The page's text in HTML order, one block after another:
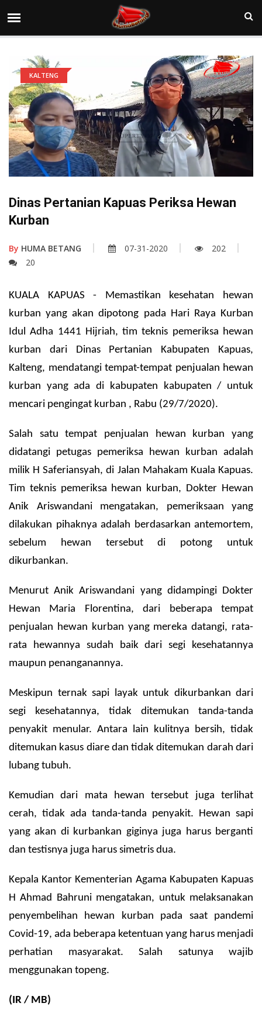
KALTENG
Dinas Pertanian Kapuas Periksa Hewan
Kurban
By HUMA BETANG 07-31-2020
202
20
KUALA KAPUAS - Memastikan kesehatan hewan
kurban yang akan dipotong pada Hari Raya Kurban
Idul Adha 1441 Hijriah, tim teknis pemeriksa hewan
kurban dari Dinas Pertanian Kabupaten Kapuas,
Kalteng, mendatangi tempat-tempat penjualan hewan
kurban yang ada di kabupaten kabupaten / untuk
mencari pengingat kurban , Rabu (29/7/2020).
Salah satu tempat penjualan hewan kurban yang
didatangi petugas pemeriksa hewan kurban adalah
milik H Saferiansyah, di Jalan Mahakam Kuala Kapuas.
Tim teknis pemeriksa hewan kurban, Dokter Hewan
Anik Ariswandani mengatakan, pemeriksaan yang
dilakukan pihaknya adalah berdasarkan antemortem,
sebelum hewan tersebut di potong untuk
dikurbankan.
Menurut Anik Ariswandani yang didampingi Dokter
Hewan Maria Florentina, dari beberapa tempat
penjualan hewan kurban yang mereka datangi, rata-
rata hewannya sudah baik dari segi kesehatannya
maupun penanganannya.
Meskipun ternak sapi layak untuk dikurbankan dari
segi kesehatannya, tidak ditemukan tanda-tanda
penyakit menular. Antara lain kulitnya bersih, tidak
ditemukan kasus diare dan tidak ditemukan darah dari
lubang tubuh.
Kemudian dari mata hewan tersebut juga terlihat
cerah, tidak ada tanda-tanda penyakit. Hewan sapi
yang akan di kurbankan giginya juga harus berganti
dan testisnya juga harus simetris dua.
Kepala Kantor Kementerian Agama Kabupaten Kapuas
H Ahmad Bahruni mengatakan, untuk melaksanakan
penyembelihan hewan kurban pada saat pandemi
Covid-19, ada beberapa ketentuan yang harus menjadi
perhatian masyarakat. Salah satunya wajib
menggunakan topeng.
(IR / MB)